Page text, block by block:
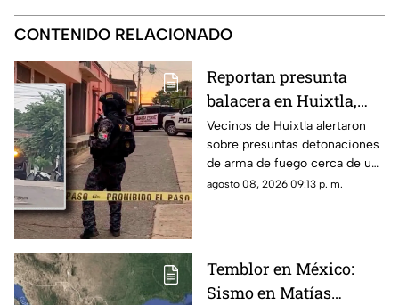
CONTENIDO RELACIONADO
Reportan presunta
balacera en Huixtla,
Chiapas: Vecinos
alertan por
detonaciones de fuego
Vecinos de Huixtla alertaron
sobre presuntas detonaciones
de arma de fuego cerca de una
bodega de café. Circulan
agosto 08, 2026 09:13 p. m.
Temblor en México:
Sismo en Matías